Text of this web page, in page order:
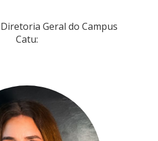
Geral do Campus
Catu: